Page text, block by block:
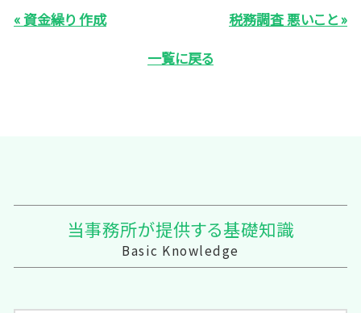
« 資金繰り 作成
税務調査 悪いこと »
一覧に戻る
当事務所が提供する基礎知識
Basic Knowledge